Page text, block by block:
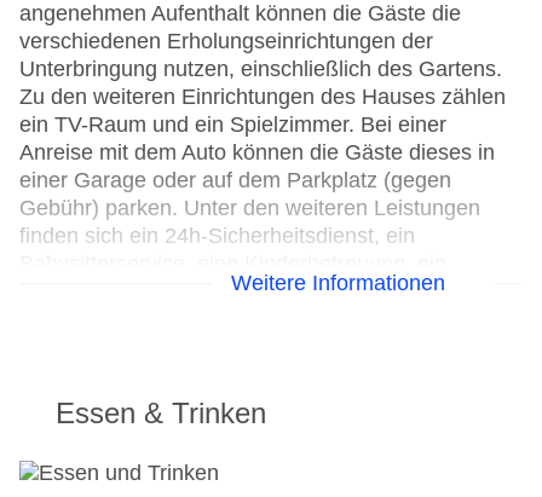
angenehmen Aufenthalt können die Gäste die
verschiedenen Erholungseinrichtungen der
Unterbringung nutzen, einschließlich des Gartens.
Zu den weiteren Einrichtungen des Hauses zählen
ein TV-Raum und ein Spielzimmer. Bei einer
Anreise mit dem Auto können die Gäste dieses in
einer Garage oder auf dem Parkplatz (gegen
Gebühr) parken. Unter den weiteren Leistungen
finden sich ein 24h-Sicherheitsdienst, ein
Zimmerservice, ein Wäscheservice und eine
ein Faxgerät an.
Parkplatz: gegen Gebühr
Weitere Informationen
Essen & Trinken